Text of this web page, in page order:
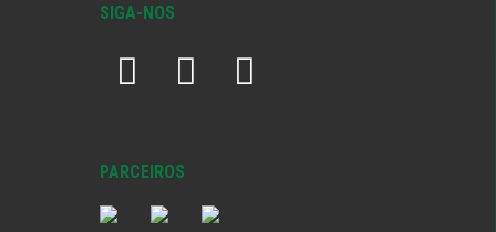
SIGA-NOS
PARCEIROS